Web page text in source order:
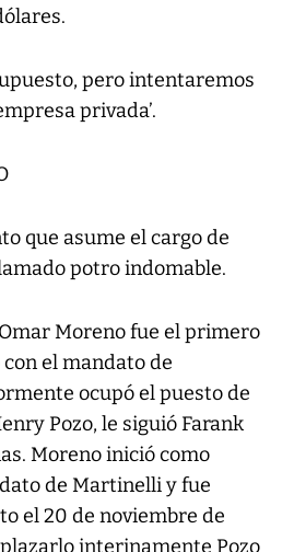
pero intentaremos
privada’.
que asume el cargo de
potro indomable.
Moreno fue el primero
el mandato de
ocupó el puesto de
Pozo, le siguió Farank
Moreno inició como
de Martinelli y fue
el 20 de noviembre de
interinamente Pozo